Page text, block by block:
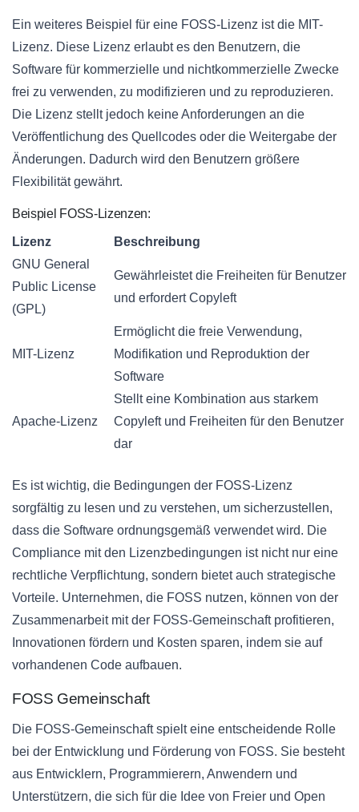
Ein weiteres Beispiel für eine FOSS-Lizenz ist die MIT-
Lizenz. Diese Lizenz erlaubt es den Benutzern, die
Software für kommerzielle und nichtkommerzielle Zwecke
frei zu verwenden, zu modifizieren und zu reproduzieren.
Die Lizenz stellt jedoch keine Anforderungen an die
Veröffentlichung des Quellcodes oder die Weitergabe der
Änderungen. Dadurch wird den Benutzern größere
Flexibilität gewährt.
Beispiel FOSS-Lizenzen:
Lizenz
Beschreibung
GNU General
Public License
(GPL)
Gewährleistet die Freiheiten für Benutzer
und erfordert Copyleft
MIT-Lizenz
Ermöglicht die freie Verwendung,
Modifikation und Reproduktion der
Software
Apache-Lizenz
Stellt eine Kombination aus starkem
Copyleft und Freiheiten für den Benutzer
dar
Es ist wichtig, die Bedingungen der FOSS-Lizenz
sorgfältig zu lesen und zu verstehen, um sicherzustellen,
dass die Software ordnungsgemäß verwendet wird. Die
Compliance mit den Lizenzbedingungen ist nicht nur eine
rechtliche Verpflichtung, sondern bietet auch strategische
Vorteile. Unternehmen, die FOSS nutzen, können von der
Zusammenarbeit mit der FOSS-Gemeinschaft profitieren,
Innovationen fördern und Kosten sparen, indem sie auf
vorhandenen Code aufbauen.
FOSS Gemeinschaft
Die FOSS-Gemeinschaft spielt eine entscheidende Rolle
bei der Entwicklung und Förderung von FOSS. Sie besteht
aus Entwicklern, Programmierern, Anwendern und
Unterstützern, die sich für die Idee von Freier und Open